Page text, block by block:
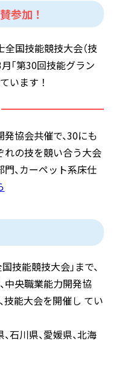
士
指導員」制度を発
建設大臣より中小
第4項の規定に基
に挑戦しよう
3月
」に基づく具体的事
19日
キャラバン’90 」を
国10会場において
伝承者」認定制度を
月
リティ調査事業と
ガイドブック」を
記念式典を開催
参加！
全国技能競技大会（技
「第30回技能グラン
います！
発協会共催で、30にも
れの技を競い合う大会
門、カーペット系床仕
技能競技大会」まで、
、中央職業能力開発協
技能大会を開催し てい
、石川県、愛媛県、北海